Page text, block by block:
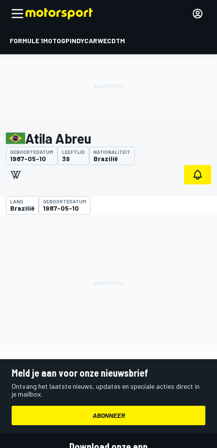
FORMULE 1MOTOGPINDYCARWECDTM
Atila Abreu
GEBOORTEDATUM
1987-05-10
LEEFTIJD
39
NATIONALITEIT
Brazilië
LAND
Brazilië
GEBOORTEDATUM
1987-05-10
Meld je aan voor onze nieuwsbrief
Ontvang het laatste nieuws, updates en speciale acties direct in
je mailbox.
ABONNEER